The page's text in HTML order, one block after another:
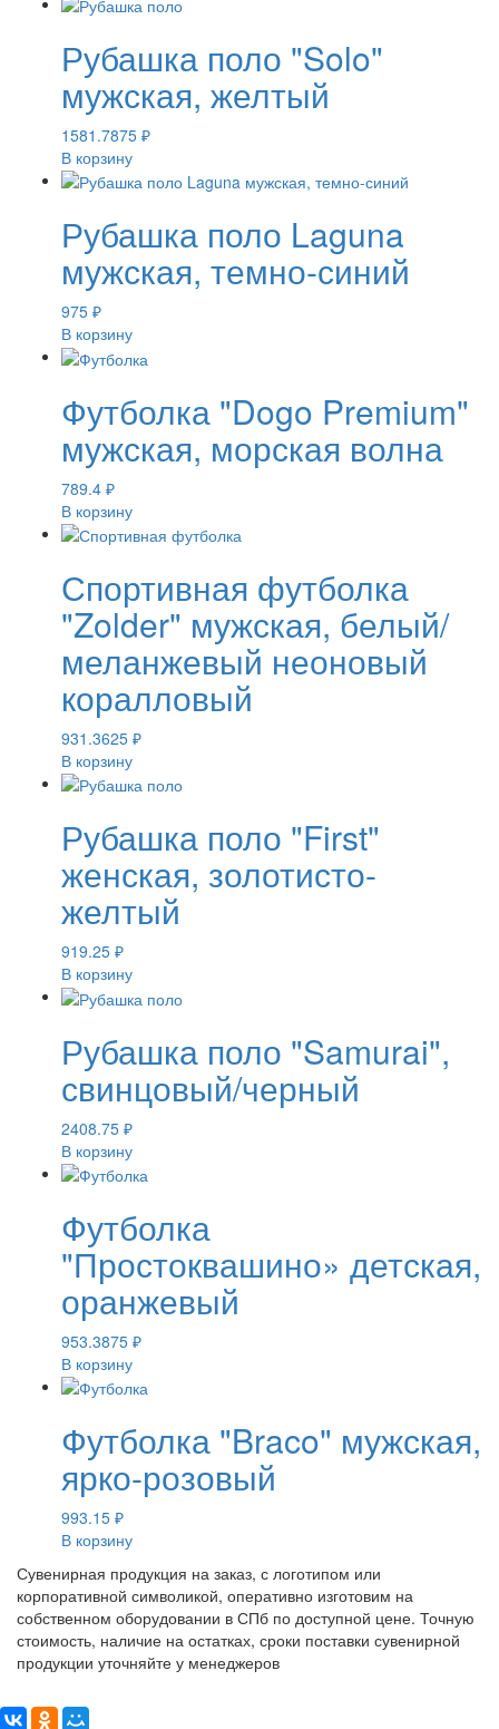
Рубашка поло "Solo"
мужская, желтый
1581.7875 ₽
В корзину
Рубашка поло Laguna
мужская, темно-синий
975 ₽
В корзину
Футболка "Dogo Premium"
мужская, морская волна
789.4 ₽
В корзину
Спортивная футболка
"Zolder" мужская, белый/
меланжевый неоновый
коралловый
931.3625 ₽
В корзину
Рубашка поло "First"
женская, золотисто-
желтый
919.25 ₽
В корзину
Рубашка поло "Samurai",
свинцовый/черный
2408.75 ₽
В корзину
Футболка
"Простоквашино» детская,
оранжевый
953.3875 ₽
В корзину
Футболка "Braco" мужская,
ярко-розовый
993.15 ₽
В корзину
Сувенирная продукция на заказ, с логотипом или
корпоративной символикой, оперативно изготовим на
собственном оборудовании в СПб по доступной цене. Точную
стоимость, наличие на остатках, сроки поставки сувенирной
продукции уточняйте у менеджеров